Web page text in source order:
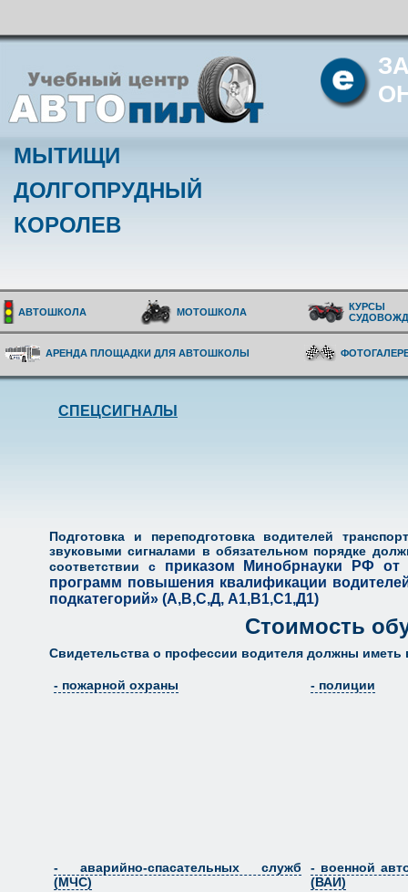
МЫТИЩИ
ДОЛГОПРУДНЫЙ
КОРОЛЕВ
АВТОШКОЛА МОТОШКОЛА
КУРСЫ
АРЕНДА ПЛОЩАДКИ ДЛЯ АВТОШКОЛЫ
СПЕЦСИГНАЛЫ
Подготовка и переподготовка водителей
звуковыми сигналами в обязательном порядке
соответствии с приказом Минобрнауки РФ
программ повышения квалификации
подкатегорий» (А,В,С,Д, А1,В1,С1,Д1)
Стоимость
Свидетельства о профессии водителя должны иметь
- пожарной охраны - полиции
- аварийно-спасательных служб
(МЧС)
- военной
(ВАИ)